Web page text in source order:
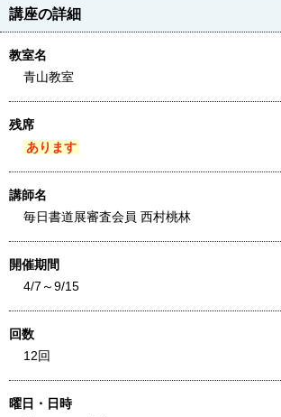
講座の詳細
教室名
青山教室
残席
あります
講師名
毎日書道展審査会員 西村桃林
開催期間
4/7～9/15
回数
12回
曜日・日時